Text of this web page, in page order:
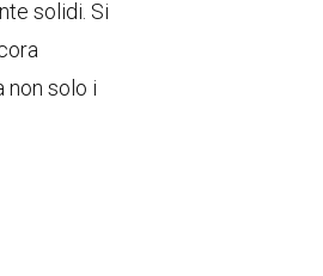
solidi. Si
non solo i